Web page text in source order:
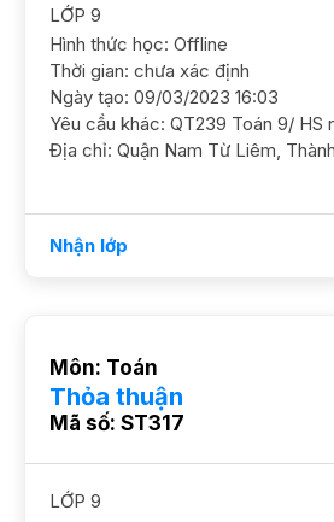
LỚP 9
Hình thức học: Offline
Thời gian: chưa xác định
Ngày tạo: 09/03/2023 16:03
Địa chỉ: Quận Nam Từ Liêm,
Nhận lớp
Môn: Toán
Thỏa thuận
Mã số: ST317
LỚP 9